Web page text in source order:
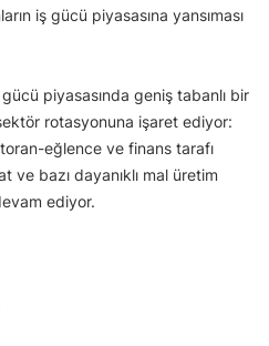
iş gücü piyasasına yansıması
piyasasında geniş tabanlı bir
rotasyonuna işaret ediyor:
eğlence ve finans tarafı
ve bazı dayanıklı mal üretim
ediyor.